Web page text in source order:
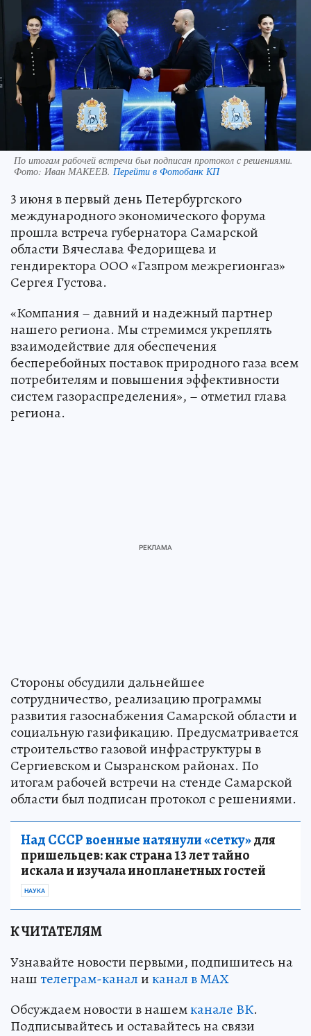
По итогам рабочей встречи был подписан протокол с решениями.
Фото: Иван МАКЕЕВ. Перейти в Фотобанк КП
3 июня в первый день Петербургского
международного экономического форума
прошла встреча губернатора Самарской
области Вячеслава Федорищева и
гендиректора ООО «Газпром межрегионгаз»
Сергея Густова.
«Компания – давний и надежный партнер
нашего региона. Мы стремимся укреплять
взаимодействие для обеспечения
бесперебойных поставок природного газа всем
потребителям и повышения эффективности
систем газораспределения», – отметил глава
региона.
Стороны обсудили дальнейшее
сотрудничество, реализацию программы
развития газоснабжения Самарской области и
социальную газификацию. Предусматривается
строительство газовой инфраструктуры в
Сергиевском и Сызранском районах. По
итогам рабочей встречи на стенде Самарской
области был подписан протокол с решениями.
Над СССР военные натянули «сетку»для
пришельцев: как страна 13 лет тайно
искала и изучала инопланетных гостей
НАУКА
К ЧИТАТЕЛЯМ
Узнавайте новости первыми, подпишитесь на
наштелеграм-каналиканал в МАХ
Обсуждаем новости в нашемканале ВК.
Подписывайтесь и оставайтесь на связи